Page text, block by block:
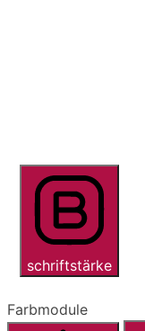
schriftstärke
Farbmodule